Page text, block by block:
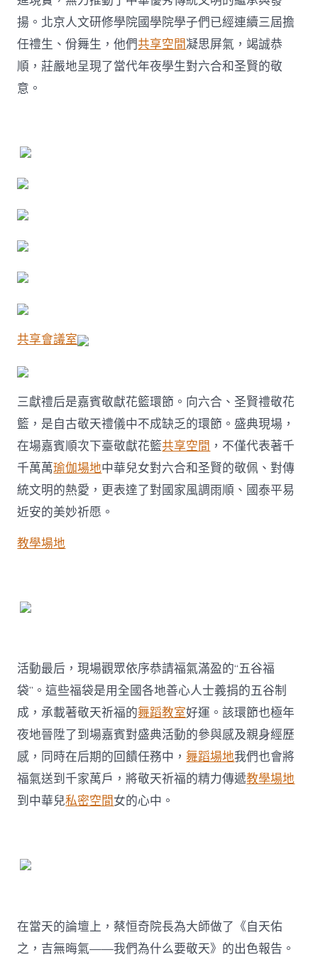
揚。北京人文研修學院國學院學子們已經連續三屆擔
任禮生、佾舞生，他們共享空間凝思屏氣，竭誠恭
順，莊嚴地呈現了當代年夜學生對六合和圣賢的敬
意。
共享會議室
三獻禮后是嘉賓敬獻花籃環節。向六合、圣賢禮敬花
籃，是自古敬天禮儀中不成缺乏的環節。盛典現場，
在場嘉賓順次下臺敬獻花籃共享空間 ，不僅代表著千
千萬萬瑜伽場地中華兒女對六合和圣賢的敬佩、對傳
統文明的熱愛，更表達了對國家風調雨順、國泰平易
近安的美妙祈愿。
教學場地
活動最后，現場觀眾依序恭請福氣滿盈的“五谷福
袋”。這些福袋是用全國各地善心人士義捐的五谷制
成，承載著敬天祈福的舞蹈教室好運。該環節也極年
夜地晉陞了到場嘉賓對盛典活動的參與感及親身經歷
感，同時在后期的回饋任務中，舞蹈場地我們也會將
福氣送到千家萬戶，將敬天祈福的精力傳遞教學場地
到中華兒私密空間女的心中。
在當天的論壇上，蔡恒奇院長為大師做了《自天佑
之，吉無晦氣——我們為什么要敬天》的出色報告。